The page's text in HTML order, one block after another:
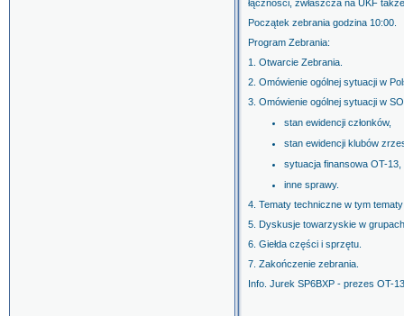
łączności, zwłaszcza na UKF
Początek zebrania godzina 10:00.
Program Zebrania:
1. Otwarcie Zebrania.
2. Omówienie ogólnej sytuacji w
3. Omówienie ogólnej sytuacji w
stan ewidencji członków,
stan ewidencji klubów
sytuacja finansowa OT-13,
inne sprawy.
4. Tematy techniczne w tym
5. Dyskusje towarzyskie w
6. Giełda części i sprzętu.
7. Zakończenie zebrania.
Info. Jurek SP6BXP - prezes OT-13